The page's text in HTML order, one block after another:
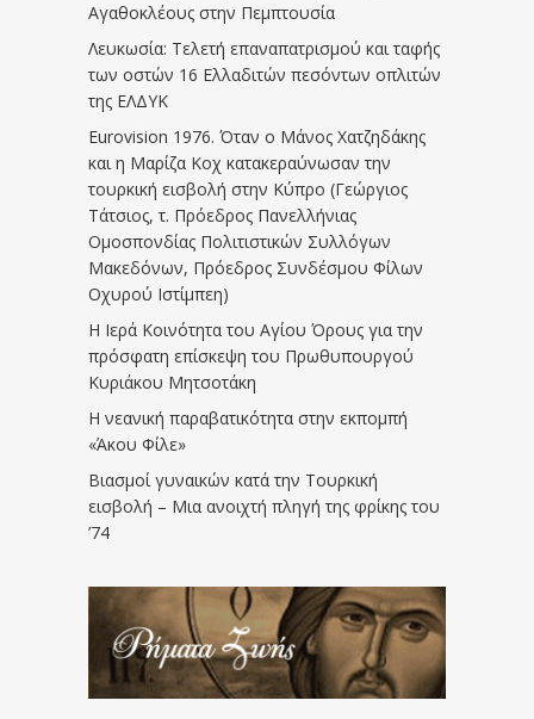
Αγαθοκλέους στην Πεμπτουσία
Λευκωσία: Τελετή επαναπατρισμού και ταφής
των οστών 16 Ελλαδιτών πεσόντων οπλιτών
της ΕΛΔΥΚ
Eurovision 1976. Όταν ο Μάνος Χατζηδάκης
και η Μαρίζα Κοχ κατακεραύνωσαν την
τουρκική εισβολή στην Κύπρο (Γεώργιος
Τάτσιος, τ. Πρόεδρος Πανελλήνιας
Ομοσπονδίας Πολιτιστικών Συλλόγων
Μακεδόνων, Πρόεδρος Συνδέσμου Φίλων
Οχυρού Ιστίμπεη)
Η Ιερά Κοινότητα του Αγίου Όρους για την
πρόσφατη επίσκεψη του Πρωθυπουργού
Κυριάκου Μητσοτάκη
Η νεανική παραβατικότητα στην εκπομπή
«Άκου Φίλε»
Βιασμοί γυναικών κατά την Τουρκική
εισβολή – Μια ανοιχτή πληγή της φρίκης του
’74